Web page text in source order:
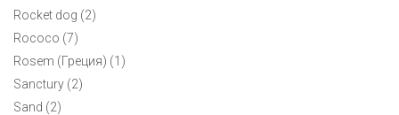
Rocket dog (2)
Rococo (7)
Rosem (Греция) (1)
Sanctury (2)
Sand (2)